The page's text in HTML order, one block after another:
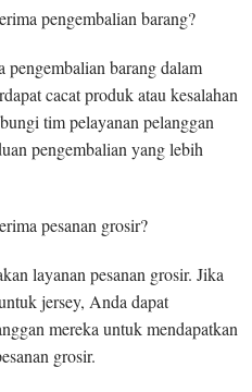
pengembalian barang?
barang dalam
cacat produk atau kesalahan
tim pelayanan pelanggan
pengembalian yang lebih
pesanan grosir?
layanan pesanan grosir. Jika
jersey, Anda dapat
mereka untuk mendapatkan
grosir.